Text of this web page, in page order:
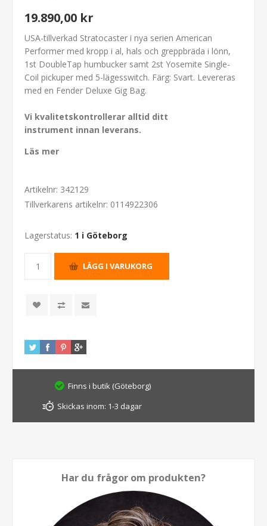
19.890,00 kr
USA-tillverkad Stratocaster i nya serien American
Performer med kropp i al, hals och greppbräda i lönn,
1st DoubleTap humbucker samt 2st Yosemite Single-
Coil pickuper med 5-lägesswitch. Färg: Svart. Levereras
med en Fender Deluxe Gig Bag.
Vi kvalitetskontrollerar alltid ditt
instrument innan leverans.
Läs mer
Artikelnr: 342129
Tillverkarens artikelnr: 0114922306
Lagerstatus: 1 i Göteborg
Finns i butik (Göteborg)
Skickas inom: 1-3 dagar
Har du frågor om produkten?